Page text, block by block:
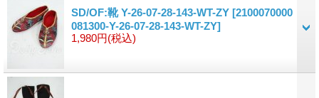
SD/OF:靴 Y-26-07-28-143-WT-ZY [2100070000
081300-Y-26-07-28-143-WT-ZY]
1,980円(税込)